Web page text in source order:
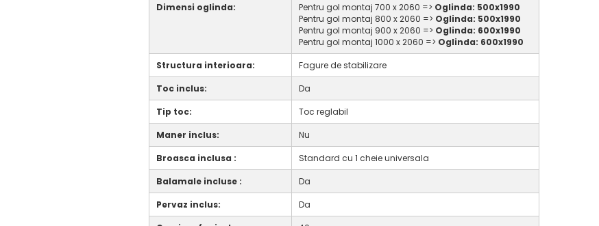
Dimensi oglinda:
Pentru gol montaj 700 x 2060 => Oglinda: 500x1990
Pentru gol montaj 800 x 2060 => Oglinda: 500x1990
Pentru gol montaj 900 x 2060 => Oglinda: 600x1990
Pentru gol montaj 1000 x 2060 => Oglinda: 600x1990
Structura interioara:
Fagure de stabilizare
Toc inclus:
Da
Tip toc:
Toc reglabil
Maner inclus:
Nu
Broasca inclusa :
Standard cu 1 cheie universala
Balamale incluse :
Da
Pervaz inclus:
Da